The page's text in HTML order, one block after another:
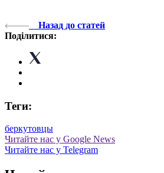
Назад до статей
Поділитися:
Теги:
беркутовцы
Читайте нас у Google News
Читайте нас у Telegram